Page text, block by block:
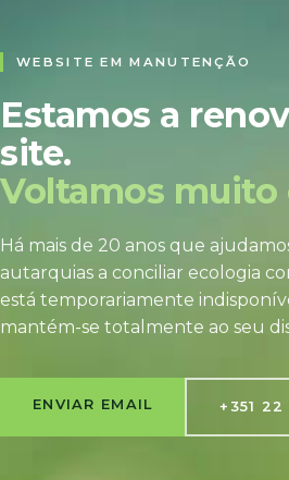
WEBSITE EM MANUTENÇÃO
Estamos a
site.
Voltamos muito
Há mais de 20 anos que
autarquias a conciliar ecologia
está temporariamente
mantém-se totalmente ao seu
ENVIAR EMAIL +351